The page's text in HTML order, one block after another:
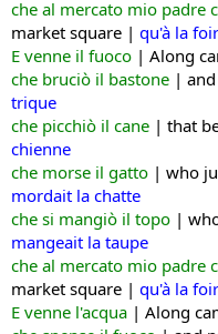
che al mercato mio padre
market square | qu'à la
E venne il fuoco | Along
che bruciò il bastone |
trique
che picchiò il cane | that
chienne
che morse il gatto | who
mordait la chatte
che si mangiò il topo |
mangeait la taupe
che al mercato mio padre
market square | qu'à la
E venne l'acqua | Along